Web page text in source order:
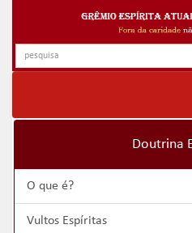
Doutrina
O que é?
Vultos Espíritas